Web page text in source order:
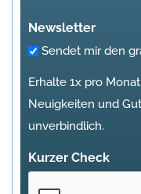
(z.B.
Personenzahl,
Ort
usw.)
machen
Newsletter
Sendet mir den
Erhalte 1x pro
Neuigkeiten und
unverbindlich.
Kurzer Check